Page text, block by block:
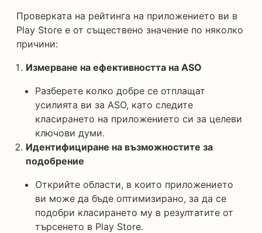
Проверката на рейтинга на приложението ви в
Play Store е от съществено значение по няколко
причини:
Измерване на ефективността на ASO
Разберете колко добре се отплащат
усилията ви за ASO, като следите
класирането на приложението си за целеви
ключови думи.
Идентифициране на възможностите за
подобрение
Открийте области, в които приложението
ви може да бъде оптимизирано, за да се
подобри класирането му в резултатите от
търсенето в Play Store.